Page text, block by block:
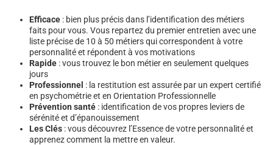
Efficace : bien plus précis dans l’identification des métiers
faits pour vous. Vous repartez du premier entretien avec une
liste précise de 10 à 50 métiers qui correspondent à votre
personnalité et répondent à vos motivations
Rapide : vous trouvez le bon métier en seulement quelques
jours
Professionnel : la restitution est assurée par un expert certifié
en psychométrie et en Orientation Professionnelle
Prévention santé : identification de vos propres leviers de
sérénité et d’épanouissement
Les Clés : vous découvrez l’Essence de votre personnalité et
apprenez comment la mettre en valeur.